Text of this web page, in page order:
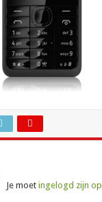
Je moetingelogd zijn op